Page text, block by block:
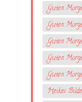
Guten
Guten
Guten
Guten
Guten
Heikes